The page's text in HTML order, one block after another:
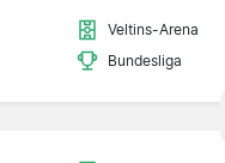
Veltins-Arena
Bundesliga